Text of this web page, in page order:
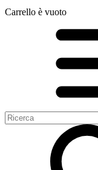
Carrello è vuoto